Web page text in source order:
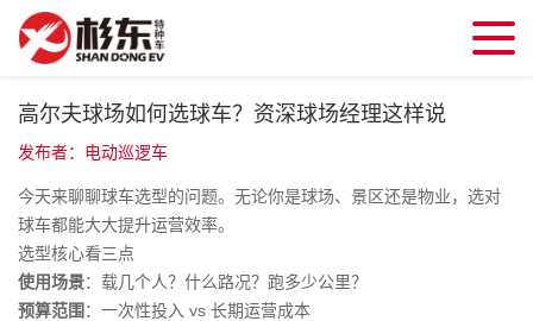
高尔夫球场如何选球车？资深球场经理这样说
发布者：电动巡逻车
今天来聊聊球车选型的问题。无论你是球场、景区还是物业，选对
球车都能大大提升运营效率。
选型核心看三点
使用场景：载几个人？什么路况？跑多少公里？
预算范围 ：一次性投入 vs 长期运营成本